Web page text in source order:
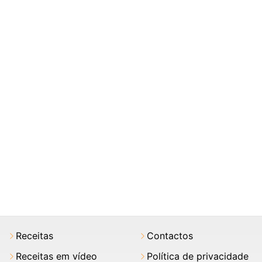
Receitas
Receitas em vídeo
Contactos
Política de privacidade